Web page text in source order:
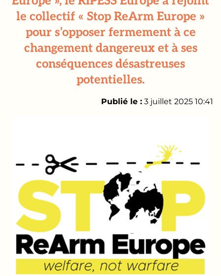
le collectif « Stop ReArm Europe »
pour s’opposer fermement à ce
changement dangereux et à ses
conséquences désastreuses
potentielles.
Publié le : 3 juillet 2025 10:41